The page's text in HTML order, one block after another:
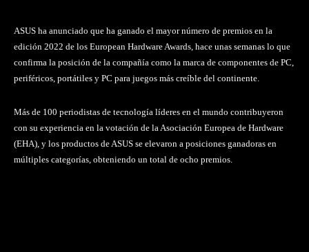
ASUS ha anunciado que ha ganado el mayor número de premios en la
edición 2022 de los European Hardware Awards, hace unas semanas lo que
confirma la posición de la compañía como la marca de componentes de PC,
periféricos, portátiles y PC para juegos más creíble del continente.
Más de 100 periodistas de tecnología líderes en el mundo contribuyeron
con su experiencia en la votación de la Asociación Europea de Hardware
(EHA), y los productos de ASUS se elevaron a posiciones ganadoras en
múltiples categorías, obteniendo un total de ocho premios.